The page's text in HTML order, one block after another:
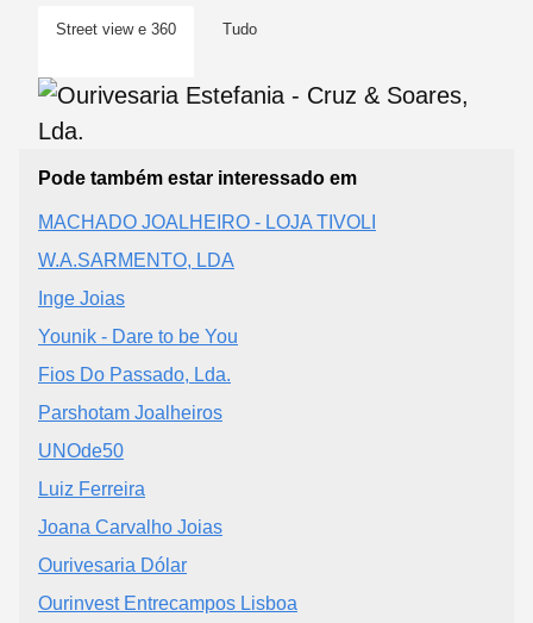
Street view e 360 Tudo
Pode também estar interessado em
MACHADO JOALHEIRO - LOJA TIVOLI
W.A.SARMENTO, LDA
Inge Joias
Younik - Dare to be You
Fios Do Passado, Lda.
Parshotam Joalheiros
UNOde50
Luiz Ferreira
Joana Carvalho Joias
Ourivesaria Dólar
Ourinvest Entrecampos Lisboa